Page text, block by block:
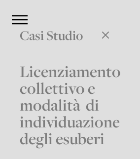
Casi Studio
Licenziamento
collettivo e
modalità di
individuazione
degli esuberi